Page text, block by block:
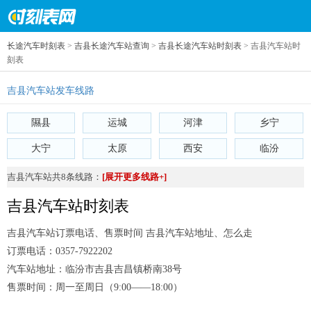
长途汽车时刻表 > 吉县长途汽车站查询 > 吉县长途汽车站时刻表 > 吉县汽车站时
刻表
吉县汽车站发车线路
隰县 运城 河津 乡宁
大宁 太原 西安 临汾
吉县汽车站共8条线路： [展开更多线路+]
吉县汽车站时刻表
吉县汽车站订票电话、售票时间 吉县汽车站地址、怎么走
订票电话： 0357-7922202
汽车站地址： 临汾市吉县吉昌镇桥南38号
售票时间： 周一至周日（9:00——18:00）